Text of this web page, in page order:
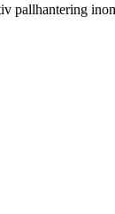
pallhantering